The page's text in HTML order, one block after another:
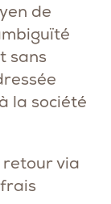
de
sans
la société
via